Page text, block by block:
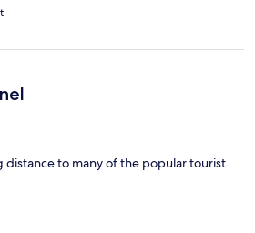
distance to many of the popular tourist